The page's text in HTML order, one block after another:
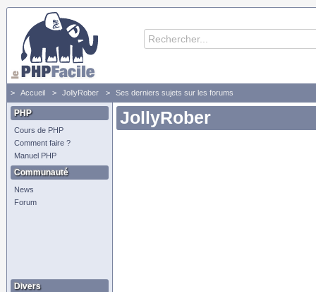
Accueil JollyRober Ses derniers sujets sur les forums
PHP
Cours de PHP
Comment faire ?
Manuel PHP
Communauté
News
Forum
Divers
JollyRober